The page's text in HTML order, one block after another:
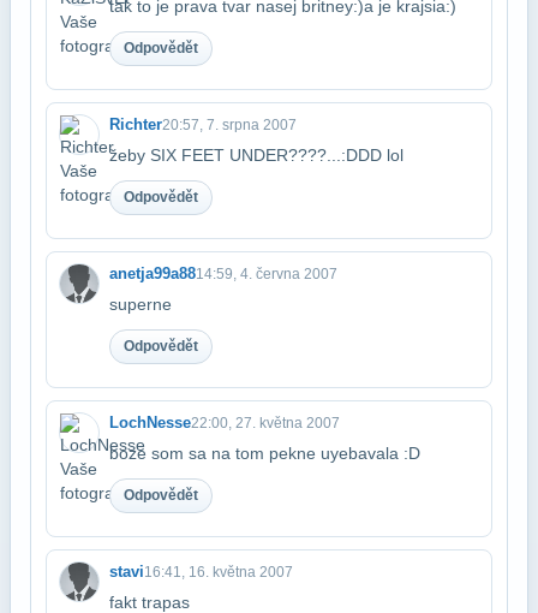
tak to je prava tvar nasej britney:)a je krajsia:)
Odpovědět
Richter20:57, 7. srpna 2007
žeby SIX FEET UNDER????...:DDD lol
Odpovědět
anetja99a8814:59, 4. června 2007
superne
Odpovědět
LochNesse22:00, 27. května 2007
boze som sa na tom pekne uyebavala :D
Odpovědět
stavi16:41, 16. května 2007
fakt trapas